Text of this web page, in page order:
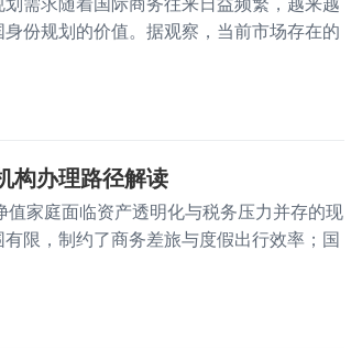
份规划的价值。据观察，当前市场存在的
构办理路径解读
家庭面临资产透明化与税务压力并存的现
限，制约了商务差旅与度假出行效率；国